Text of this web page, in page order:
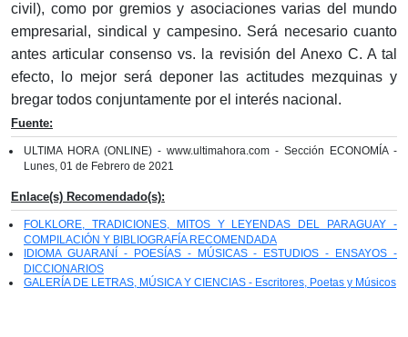
civil), como por gremios y asociaciones varias del mundo
empresarial, sindical y campesino. Será necesario cuanto
antes articular consenso vs. la revisión del Anexo C. A tal
efecto, lo mejor será deponer las actitudes mezquinas y
bregar todos conjuntamente por el interés nacional.
Fuente:
ULTIMA HORA (ONLINE) - www.ultimahora.com - Sección ECONOMÍA -
Lunes, 01 de Febrero de 2021
Enlace(s) Recomendado(s):
FOLKLORE, TRADICIONES, MITOS Y LEYENDAS DEL PARAGUAY -
COMPILACIÓN Y BIBLIOGRAFÍA RECOMENDADA
IDIOMA GUARANÍ - POESÍAS - MÚSICAS - ESTUDIOS - ENSAYOS -
DICCIONARIOS
GALERÍA DE LETRAS, MÚSICA Y CIENCIAS - Escritores, Poetas y Músicos